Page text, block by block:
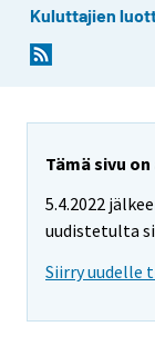
Kuluttajien
Tämä sivu
5.4.2022
uudistetulta
Siirry uudelle